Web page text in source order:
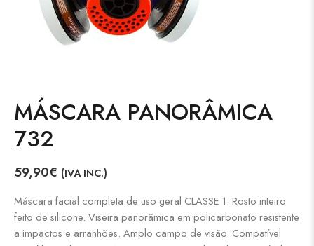
MÁSCARA PANORÂMICA
732
59,90€ (IVA INC.)
Máscara facial completa de uso geral CLASSE 1. Rosto inteiro
feito de silicone. Viseira panorâmica em policarbonato resistente
a impactos e arranhões. Amplo campo de visão. Compatível